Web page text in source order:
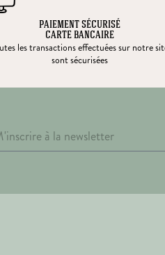
PAIEMENT SÉCURISÉ
CARTE BANCAIRE
les transactions effectuées sur notre
sont sécurisées